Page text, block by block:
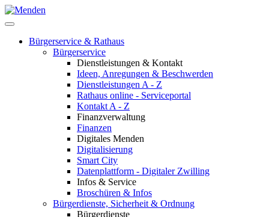
Bürgerservice & Rathaus
Bürgerservice
Dienstleistungen & Kontakt
Ideen, Anregungen & Beschwerden
Dienstleistungen A - Z
Rathaus online - Serviceportal
Kontakt A - Z
Finanzverwaltung
Finanzen
Digitales Menden
Digitalisierung
Smart City
Datenplattform - Digitaler Zwilling
Infos & Service
Broschüren & Infos
Bürgerdienste, Sicherheit & Ordnung
Bürgerdienste